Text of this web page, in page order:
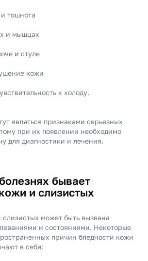
тошнота
и мышцах
и стуле
кожи
к холоду.
являться признаками серьезных
при их появлении необходимо
для диагностики и лечения.
бывает
и слизистых
слизистых может быть вызвана
и состояниями. Некоторые
причин бледности кожи
в себя: